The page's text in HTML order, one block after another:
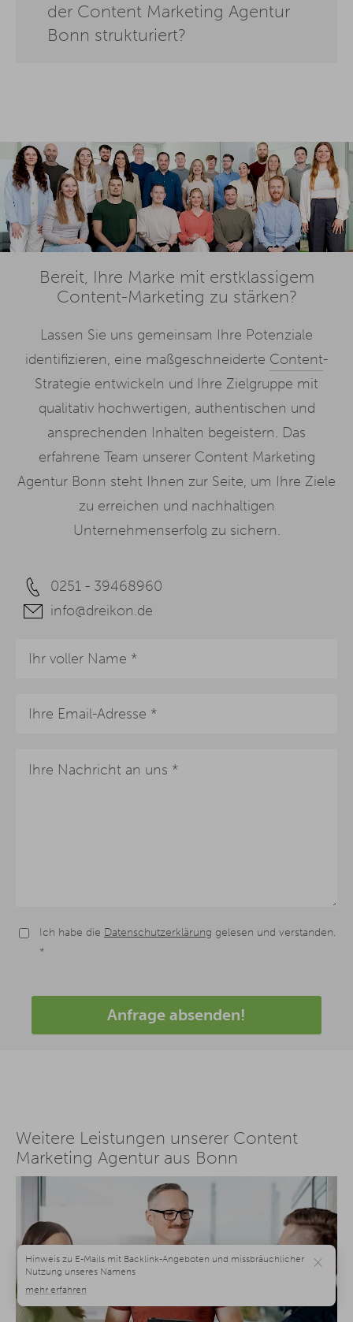
der Content Marketing Agentur
Bonn strukturiert?
Bereit, Ihre Marke mit erstklassigem
Content-Marketing zu stärken?
Lassen Sie uns gemeinsam Ihre Potenziale
identifizieren, eine maßgeschneiderte Content-
Strategie entwickeln und Ihre Zielgruppe mit
qualitativ hochwertigen, authentischen und
ansprechenden Inhalten begeistern. Das
erfahrene Team unserer Content Marketing
Agentur Bonn steht Ihnen zur Seite, um Ihre Ziele
zu erreichen und nachhaltigen
Unternehmenserfolg zu sichern.
0251 - 39468960
info@dreikon.de
Ich habe die Datenschutzerklärung gelesen und verstanden.
*
Anfrage absenden!
Weitere Leistungen unserer Content
Marketing Agentur aus Bonn
SEO Agentur ×